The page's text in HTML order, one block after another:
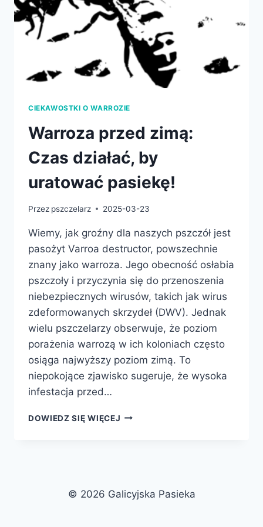
CIEKAWOSTKI O WARROZIE
Warroza przed zimą:
Czas działać, by
uratować pasiekę!
Przez pszczelarz 2025-03-23
Wiemy, jak groźny dla naszych pszczół jest
pasożyt Varroa destructor, powszechnie
znany jako warroza. Jego obecność osłabia
pszczoły i przyczynia się do przenoszenia
niebezpiecznych wirusów, takich jak wirus
zdeformowanych skrzydeł (DWV). Jednak
wielu pszczelarzy obserwuje, że poziom
porażenia warrozą w ich koloniach często
osiąga najwyższy poziom zimą. To
niepokojące zjawisko sugeruje, że wysoka
infestacja przed…
DOWIEDZ SIĘ WIĘCEJ WARROZA
URATOWAĆ
PASIEKĘ!
© 2026 Galicyjska Pasieka